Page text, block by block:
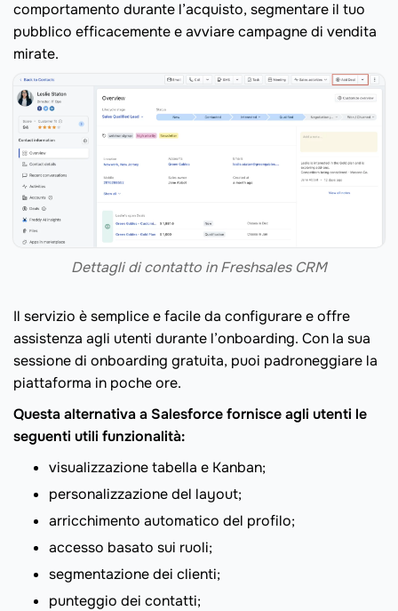
comportamento durante l’acquisto, segmentare il tuo
pubblico efficacemente e avviare campagne di vendita
mirate.
Dettagli di contatto in Freshsales CRM
Il servizio è semplice e facile da configurare e offre
assistenza agli utenti durante l’onboarding. Con la sua
sessione di onboarding gratuita, puoi padroneggiare la
piattaforma in poche ore.
Questa alternativa a Salesforce fornisce agli utenti le
seguenti utili funzionalità:
visualizzazione tabella e Kanban;
personalizzazione del layout;
arricchimento automatico del profilo;
accesso basato sui ruoli;
segmentazione dei clienti;
punteggio dei contatti;